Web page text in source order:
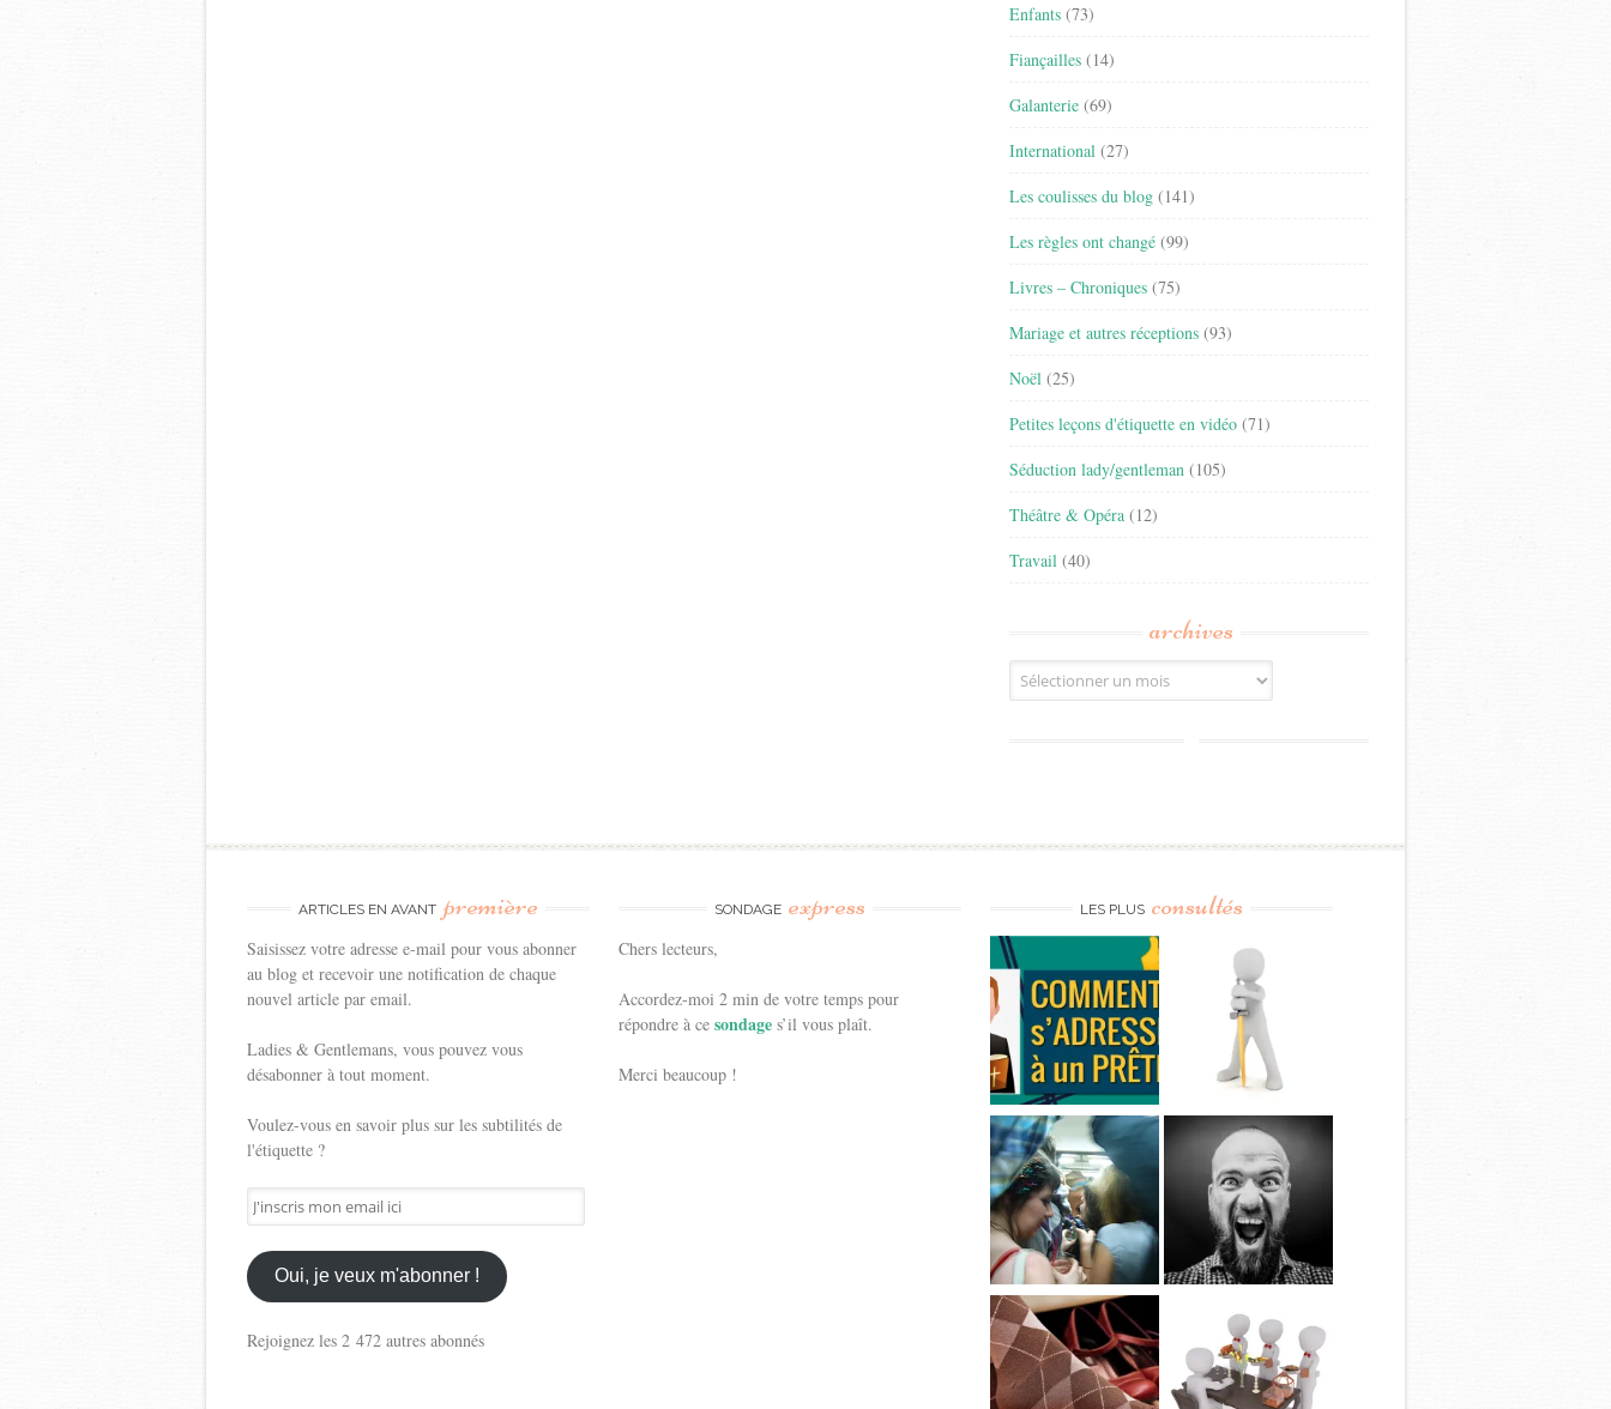
Enfants (73)
Fiançailles (14)
Galanterie (69)
International (27)
Les coulisses du blog (141)
Les règles ont changé (99)
Livres – Chroniques (75)
Mariage et autres réceptions (93)
Noël (25)
Petites leçons d'étiquette en vidéo (71)
Séduction lady/gentleman (105)
Théâtre & Opéra (12)
Travail (40)
archives
Archives
ARTICLES EN AVANT première
Saisissez votre adresse e-mail pour vous abonner
au blog et recevoir une notification de chaque
nouvel article par email.
Ladies & Gentlemans, vous pouvez vous
désabonner à tout moment.
Voulez-vous en savoir plus sur les subtilités de
l'étiquette ?
J'inscris
mon
email
ici
Oui, je veux m'abonner !
Rejoignez les 2 472 autres abonnés
SONDAGE express
Chers lecteurs,
Accordez-moi 2 min de votre temps pour
répondre à cesondages’il vous plaît.
Merci beaucoup !
LES PLUS consultés